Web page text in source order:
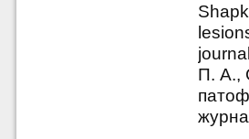
П. А.,